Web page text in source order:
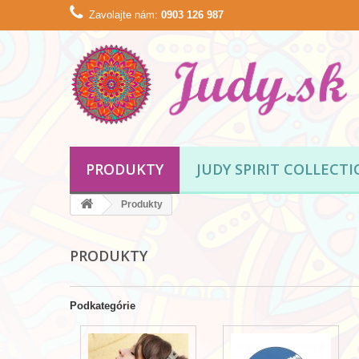
Zavolajte nám: 0903 126 987
PRODUKTY JUDY SPIRIT
Produkty
PRODUKTY
Podkategórie